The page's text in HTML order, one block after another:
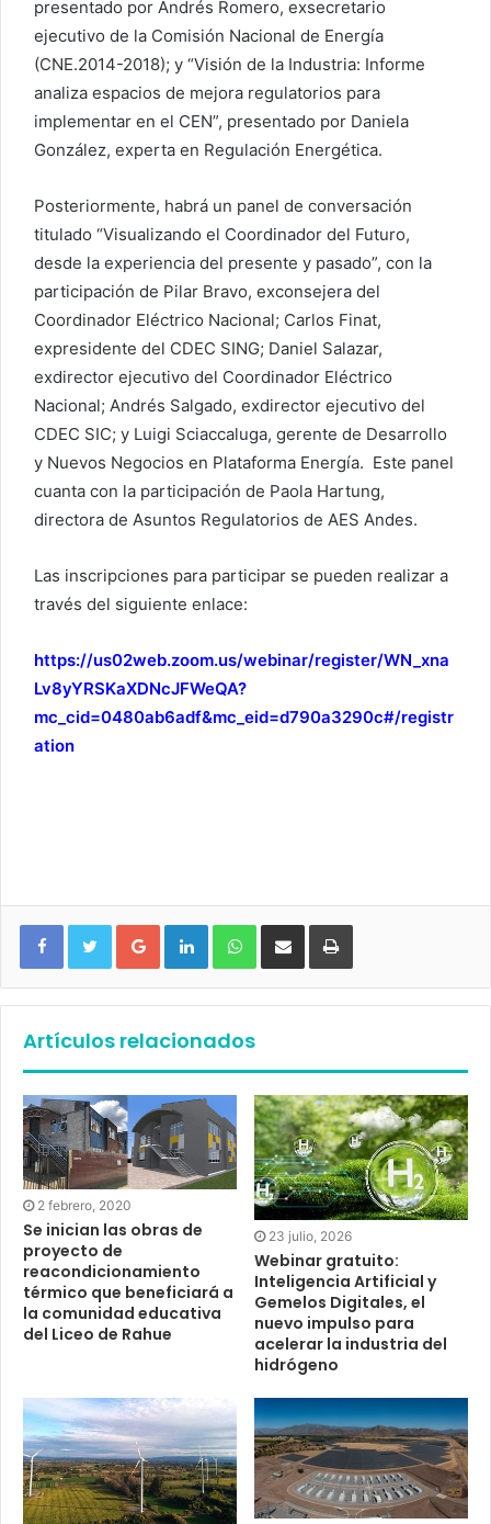
presentado por Andrés Romero, exsecretario
ejecutivo de la Comisión Nacional de Energía
(CNE.2014-2018); y “Visión de la Industria: Informe
analiza espacios de mejora regulatorios para
implementar en el CEN”, presentado por Daniela
González, experta en Regulación Energética.
Posteriormente, habrá un panel de conversación
titulado “Visualizando el Coordinador del Futuro,
desde la experiencia del presente y pasado”, con la
participación de Pilar Bravo, exconsejera del
Coordinador Eléctrico Nacional; Carlos Finat,
expresidente del CDEC SING; Daniel Salazar,
exdirector ejecutivo del Coordinador Eléctrico
Nacional; Andrés Salgado, exdirector ejecutivo del
CDEC SIC; y Luigi Sciaccaluga, gerente de Desarrollo
y Nuevos Negocios en Plataforma Energía. Este panel
cuanta con la participación de Paola Hartung,
directora de Asuntos Regulatorios de AES Andes.
Las inscripciones para participar se pueden realizar a
través del siguiente enlace:
https://us02web.zoom.us/webinar/register/WN_xna
Lv8yYRSKaXDNcJFWeQA?
mc_cid=0480ab6adf&mc_eid=d790a3290c#/registr
ation
Google+ LinkedIn WhatsApp
Artículos relacionados
2 febrero, 2020
Se inician las obras de
proyecto de
reacondicionamiento
térmico que beneficiará a
la comunidad educativa
del Liceo de Rahue
23 julio, 2026
Webinar gratuito:
Inteligencia Artificial y
Gemelos Digitales, el
nuevo impulso para
acelerar la industria del
hidrógeno